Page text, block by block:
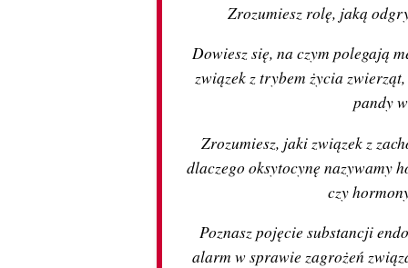
Zrozumiesz rolę, jaką
Dowiesz się, na czym polegają
związek z trybem życia
pandy
Zrozumiesz, jaki związek z
dlaczego oksytocynę nazywamy
czy
Poznasz pojęcie substancji
alarm w sprawie zagrożeń